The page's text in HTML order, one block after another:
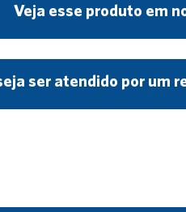
Veja esse produto em
ser atendido por um